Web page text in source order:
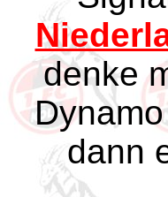
denke
dann